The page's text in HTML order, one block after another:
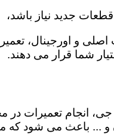
جدید نیاز باشد،
و اورجینال،
شما قرار می دهند.
جی، انجام
باعث می شود که